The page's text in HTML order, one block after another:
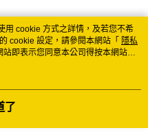
用 cookie 方式之詳情，及若您不希
cookie 設定，請參閱本網站「 隱私
即表示您同意本公司得按本網站使
了